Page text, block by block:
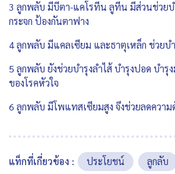
3 ลูกพลับ มีบีตา-แคโรทีน ลูทีน มีส่วนช่วยบ
กระจก ป้องกันตาฟาง
4 ลูกพลับ มีแคลเซียม และธาตุเหล็ก ช่วยบ
5 ลูกพลับ ยังช่วยบำรุงลำไส้ บำรุงปอด บำรุ
ของโรคหัวใจ
6 ลูกพลับ มีโพแทสเซียมสูง จึงช่วยลดความ
แท็กที่เกี่ยวข้อง : ประโยชน์
ลูกลับ